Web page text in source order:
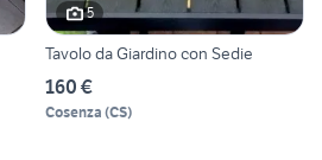
5
Tavolo da Giardino con Sedie
160 €
Cosenza (CS)